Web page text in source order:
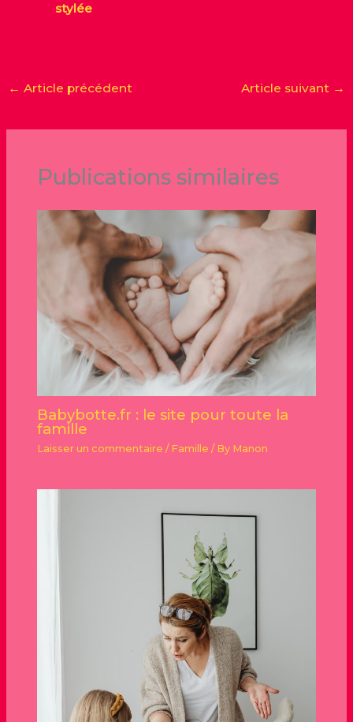
stylée
← Article précédent Article suivant →
Publications similaires
Babybotte.fr : le site pour toute la
famille
Laisser un commentaire / Famille / By Manon